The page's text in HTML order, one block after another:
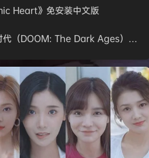
Heart》免安装中文版
毁灭战士：黑暗时代（DOOM: The Dark Ages）免安装中文版